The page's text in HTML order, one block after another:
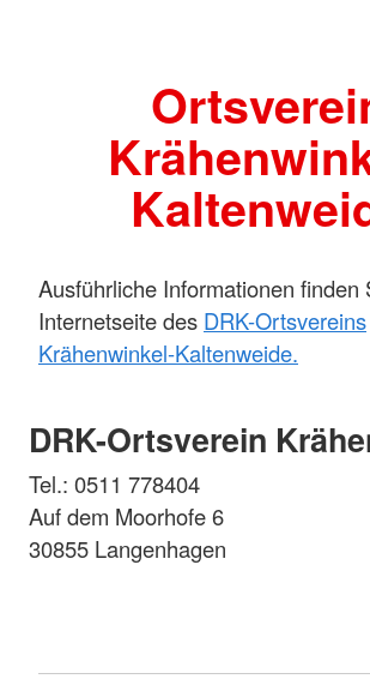
Ausführliche Informationen finden
Internetseite des DRK-Ortsvereins
Krähenwinkel-Kaltenweide.
DRK-Ortsverein
Tel.: 0511 778404
Auf dem Moorhofe 6
30855 Langenhagen